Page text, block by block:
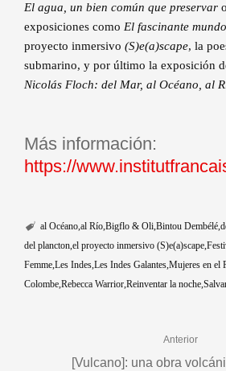
El agua, un bien común que preservar o
exposiciones como El fascinante
proyecto inmersivo (S)e(a)scape, la
submarino, y por último la exposición
Nicolás Floch: del Mar, al Océano, al
Más información:
https://
al Océano al Río Bigflo & Oli Bintou Dembélé
del plancton el proyecto inmersivo (S)e(a)scape
Femme Les Indes Les Indes Galantes Mujeres en el
Colombe Rebecca Warrior Reinventar la noche
Anterior
[Vulcano]: una obra